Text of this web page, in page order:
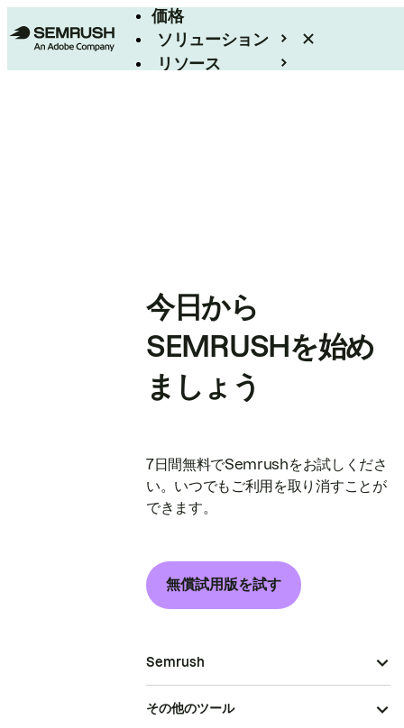
価格
ソリューション
リソース
今日から
SEMRUSHを始め
ましょう
7日間無料でSemrushをお試しくださ
い。いつでもご利用を取り消すことが
できます。
無償試用版を試す
Semrush
その他のツール